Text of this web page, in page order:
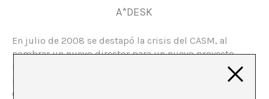
A*DESK
En julio de 2008 se destapó la crisis del CASM, al
nombrar un nuevo director para un nuevo proyecto.
Desde entonces se han barajado diversos lugares que
podrían acoger un futuro centro de arte de Barcelona en
continuidad con la programación del antiguo CASM.